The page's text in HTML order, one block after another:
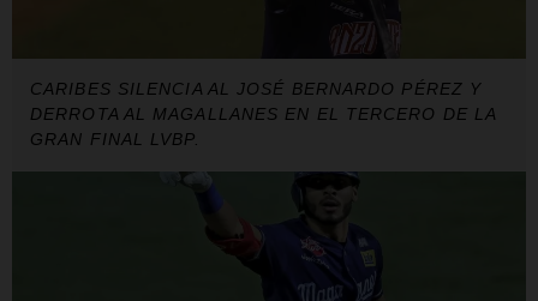
CARIBES SILENCIA AL JOSÉ BERNARDO PÉREZ Y
DERROTA AL MAGALLANES EN EL TERCERO DE LA
GRAN FINAL LVBP.